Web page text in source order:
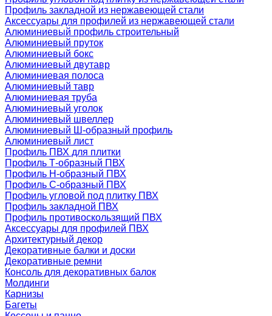
Профиль закладной из нержавеющей стали
Аксессуары для профилей из нержавеющей стали
Алюминиевый профиль строительный
Алюминиевый пруток
Алюминиевый бокс
Алюминиевый двутавр
Алюминиевая полоса
Алюминиевый тавр
Алюминиевая труба
Алюминиевый уголок
Алюминиевый швеллер
Алюминиевый Ш-образный профиль
Алюминиевый лист
Профиль ПВХ для плитки
Профиль Т-образный ПВХ
Профиль H-образный ПВХ
Профиль C-образный ПВХ
Профиль угловой под плитку ПВХ
Профиль закладной ПВХ
Профиль противоскользящий ПВХ
Аксессуары для профилей ПВХ
Архитектурный декор
Декоративные балки и доски
Декоративные ремни
Консоль для декоративных балок
Молдинги
Карнизы
Багеты